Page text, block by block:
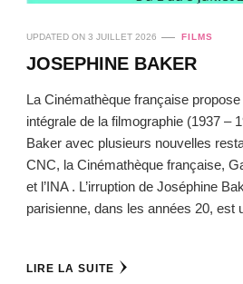
UPDATED ON 3 JUILLET 2026 FILMS
JOSEPHINE BAKER
La Cinémathèque française
intégrale de la filmographie (1937 –
Baker avec plusieurs nouvelles
CNC, la Cinémathèque française,
et l’INA . L’irruption de Joséphine
parisienne, dans les années 20,
LIRE LA SUITE